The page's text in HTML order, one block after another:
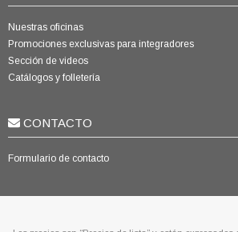
Nuestras oficinas
Promociones exclusivas para integradores
Sección de videos
Catálogos y folletería
CONTACTO
Formulario de contacto